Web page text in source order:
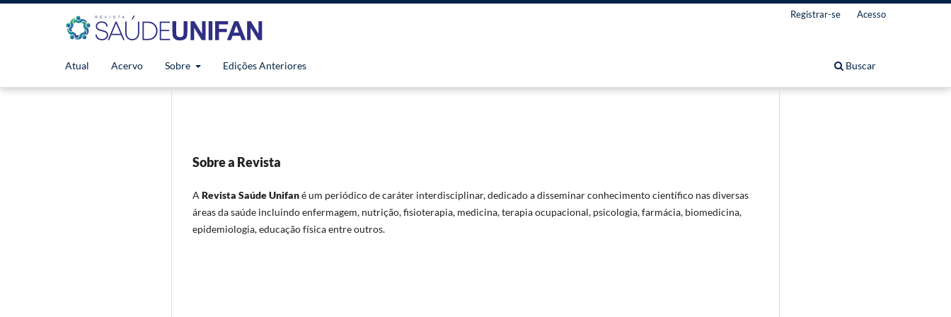
Atual Acervo Sobre Edições Anteriores Buscar
Registrar-se Acesso
Sobre a Revista
A Revista Saúde Unifané um periódico de caráter interdisciplinar, dedicado a disseminar conhecimento científico nas diversas
áreas da saúde incluindo enfermagem, nutrição, fisioterapia, medicina, terapia ocupacional, psicologia, farmácia, biomedicina,
epidemiologia, educação física entre outros.